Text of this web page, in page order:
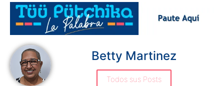
Betty Martinez
Todos sus Posts